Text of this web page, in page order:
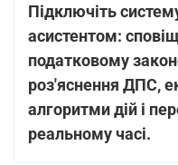
Підключіть
асистентом:
податковому
роз'яснення ДПС,
алгоритми дій і
реальному часі.